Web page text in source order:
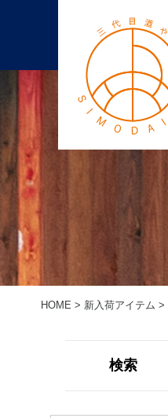
HOME > 新入荷アイテム >
検索